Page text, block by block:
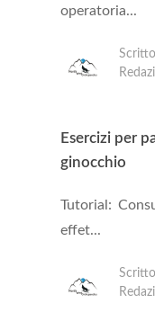
Esercizi per
ginocchio
Tutorial: Consultare il seguente video per